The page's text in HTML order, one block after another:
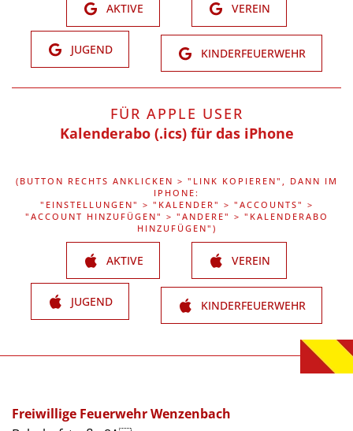
AKTIVE VEREIN
JUGEND KINDERFEUERWEHR
FÜR APPLE USER
Kalenderabo (.ics) für das iPhone
(BUTTON RECHTS ANKLICKEN > "LINK KOPIEREN", DANN IM
IPHONE:
"EINSTELLUNGEN" > "KALENDER" > "ACCOUNTS" >
"ACCOUNT HINZUFÜGEN" > "ANDERE" > "KALENDERABO
HINZUFÜGEN")
AKTIVE VEREIN
JUGEND KINDERFEUERWEHR
Freiwillige Feuerwehr Wenzenbach